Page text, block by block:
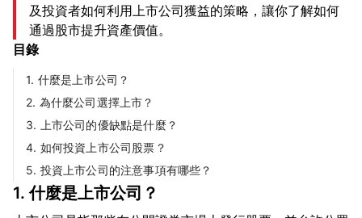
及投資者如何利用上市公司獲益的策略，讓你了解如何
通過股市提升資產價值。
目錄
1. 什麼是上市公司？
2. 為什麼公司選擇上市？
3. 上市公司的優缺點是什麼？
4. 如何投資上市公司股票？
5. 投資上市公司的注意事項有哪些？
1. 什麼是上市公司？